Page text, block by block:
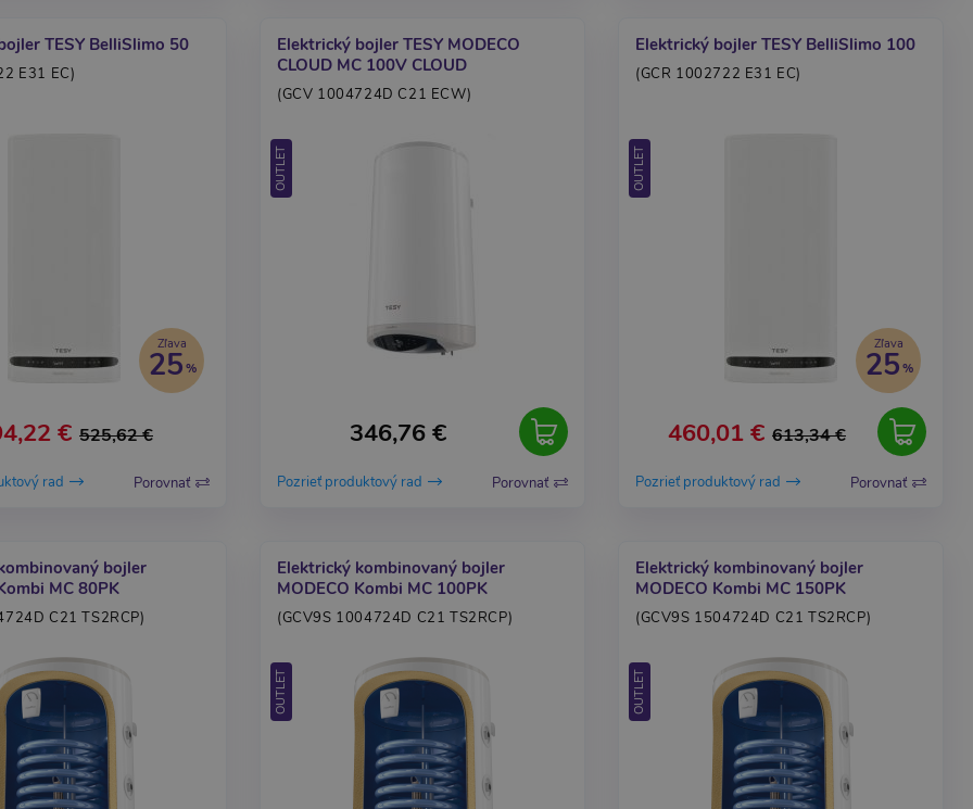
TESY BelliSlimo 50
E31 EC)
Zľava
25
€ 525,62 €
rad Porovnať
Elektrický bojler TESY MODECO
CLOUD MC 100V CLOUD
(GCV 1004724D C21 ECW)
OUTLET
346,76 €
Pozrieť produktový rad Porovnať
Elektrický bojler TESY BelliSlimo 100
(GCR 1002722 E31 EC)
OUTLET
Zľava
25
460,01 € 613,34 €
Pozrieť produktový rad Porovnať
bojler
MC 80PK
C21 TS2RCP)
Elektrický kombinovaný bojler
MODECO Kombi MC 100PK
(GCV9S 1004724D C21 TS2RCP)
OUTLET
Elektrický kombinovaný bojler
MODECO Kombi MC 150PK
(GCV9S 1504724D C21 TS2RCP)
OUTLET